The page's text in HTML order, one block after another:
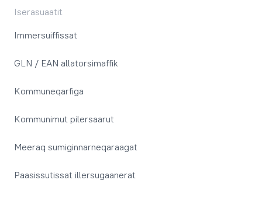
Iserasuaatit
Immersuiffissat
GLN / EAN allatorsimaffik
Kommuneqarfiga
Kommunimut pilersaarut
Meeraq sumiginnarneqaraagat
Paasissutissat illersugaanerat